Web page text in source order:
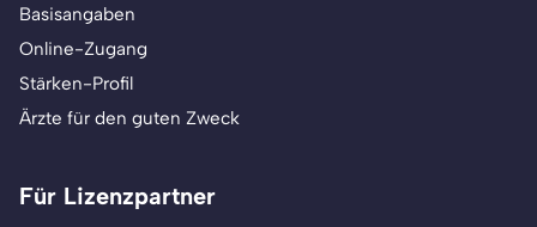
Basisangaben
Online-Zugang
Stärken-Profil
Ärzte für den guten Zweck
Für Lizenzpartner